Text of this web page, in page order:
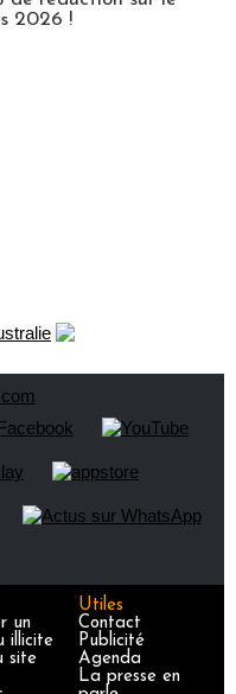
2026 !
un
illicite
site
Utiles
Contact
Publicité
Agenda
La presse en